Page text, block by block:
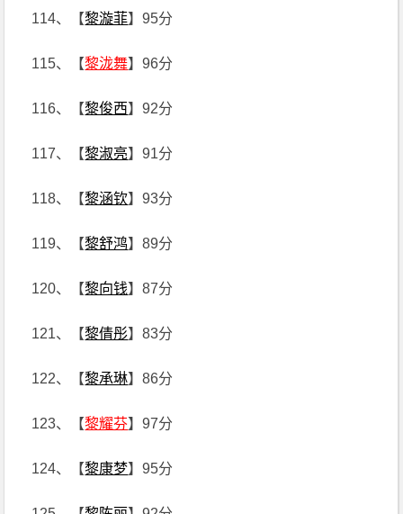
114、【黎漩菲】95分
115、【黎泷舞】96分
116、【黎俊西】92分
117、【黎淑亮】91分
118、【黎涵钦】93分
119、【黎舒鸿】89分
120、【黎向钱】87分
121、【黎倩彤】83分
122、【黎承琳】86分
123、【黎耀芬】97分
124、【黎康梦】95分